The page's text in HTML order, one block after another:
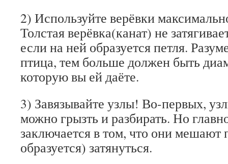
2) Используйте верёвки
Толстая верёвка(канат) не
если на ней образуется петля.
птица, тем больше должен быть
которую вы ей даёте.
3) Завязывайте узлы! Во-первых,
можно грызть и разбирать. Но
заключается в том, что они мешают
образуется) затянуться.